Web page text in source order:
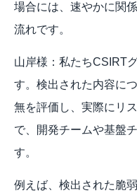
場合には、速やかに関
流れです。
山岸様：私たちCSIRT
す。検出された内容に
無を評価し、実際にリ
で、開発チームや基盤
す。
例えば、検出された脆